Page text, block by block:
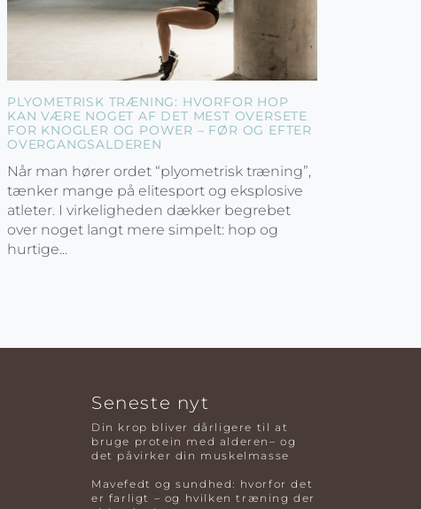
PLYOMETRISK TRÆNING: HVORFOR HOP
KAN VÆRE NOGET AF DET MEST OVERSETE
FOR KNOGLER OG POWER – FØR OG EFTER
OVERGANGSALDEREN
Når man hører ordet “plyometrisk træning”,
tænker mange på elitesport og eksplosive
atleter. I virkeligheden dækker begrebet
over noget langt mere simpelt: hop og
hurtige...
Seneste nyt
Din krop bliver dårligere til at
bruge protein med alderen– og
det påvirker din muskelmasse
Mavefedt og sundhed: hvorfor det
er farligt – og hvilken træning der